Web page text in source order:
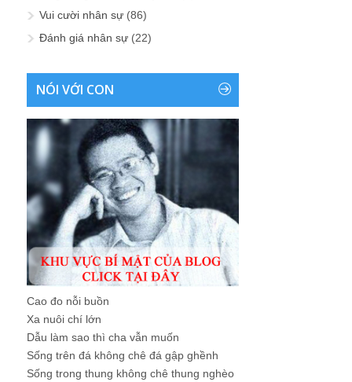
Vui cười nhân sự (86)
Đánh giá nhân sự (22)
NÓI VỚI CON
Cao đo nỗi buồn
Xa nuôi chí lớn
Dẫu làm sao thì cha vẫn muốn
Sống trên đá không chê đá gập ghềnh
Sống trong thung không chê thung nghèo